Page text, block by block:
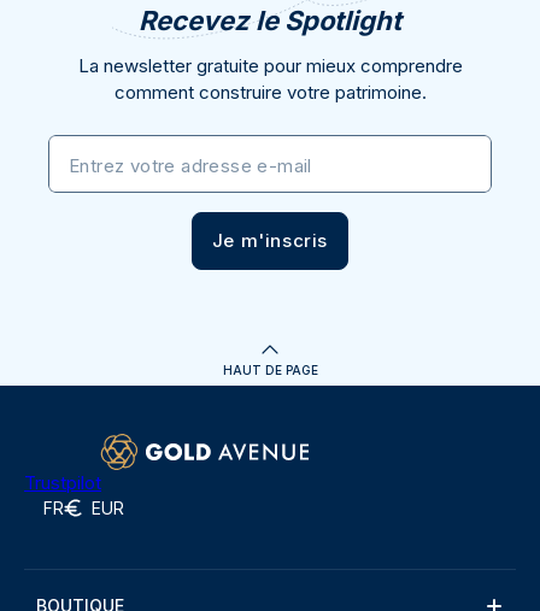
Recevez le Spotlight
La newsletter gratuite pour mieux comprendre
comment construire votre patrimoine.
Entrez votre adresse e-mail
Je m'inscris
HAUT DE PAGE
Trustpilot
FR EUR
BOUTIQUE